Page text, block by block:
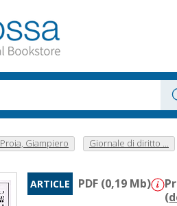
Proia, Giampiero Giornale di diritto ...
ARTICLE PDF (0,19 Mb)
(